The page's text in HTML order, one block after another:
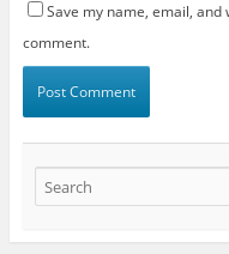
Save my name, email,
comment.